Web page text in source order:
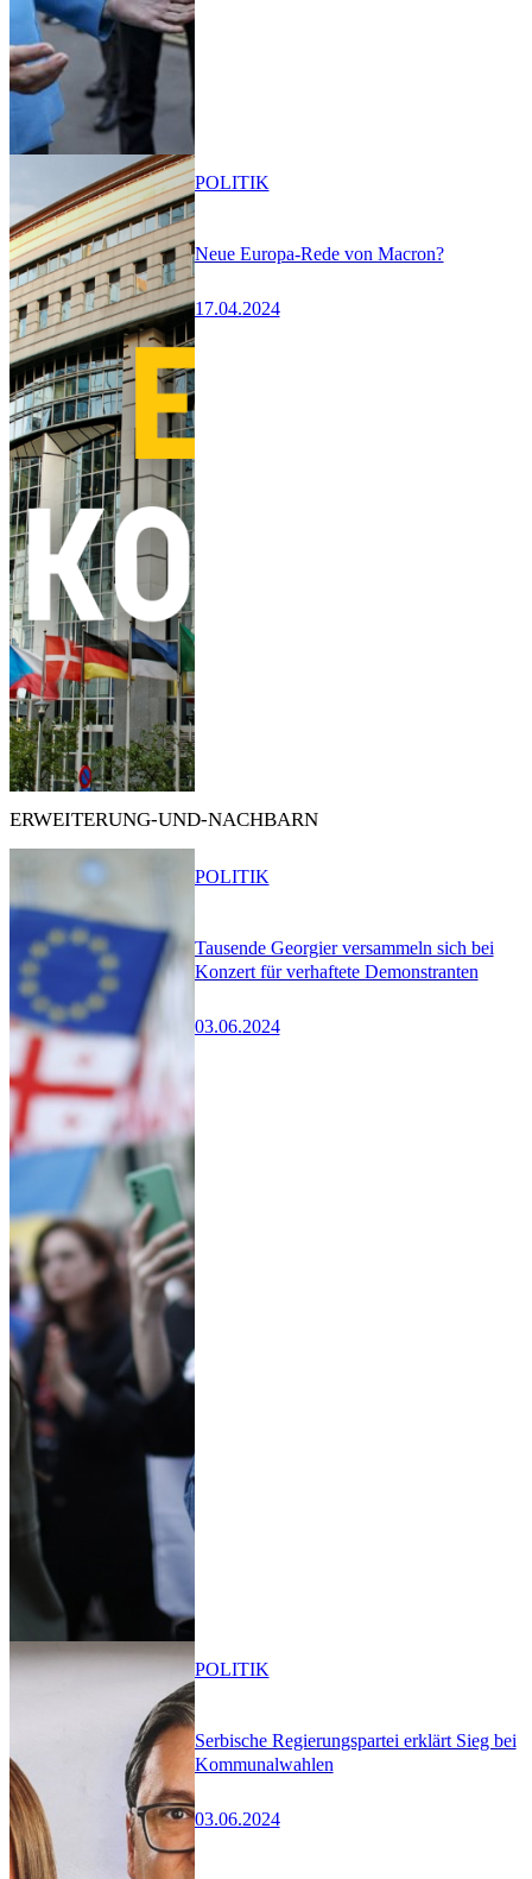
Neue Europa-Rede von Macron?
17.04.2024
POLITIK
ERWEITERUNG-UND-NACHBARN
Tausende Georgier versammeln sich bei
Konzert für verhaftete Demonstranten
03.06.2024
POLITIK
Serbische Regierungspartei erklärt Sieg bei
Kommunalwahlen
03.06.2024
POLITIK